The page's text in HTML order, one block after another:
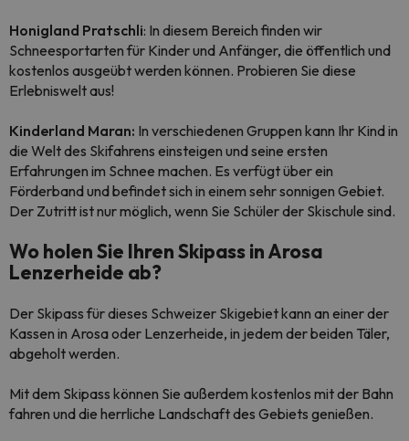
Honigland Pratschli: In diesem Bereich finden wir
Schneesportarten für Kinder und Anfänger, die öffentlich und
kostenlos ausgeübt werden können. Probieren Sie diese
Erlebniswelt aus!
Kinderland Maran: In verschiedenen Gruppen kann Ihr Kind in
die Welt des Skifahrens einsteigen und seine ersten
Erfahrungen im Schnee machen. Es verfügt über ein
Förderband und befindet sich in einem sehr sonnigen Gebiet.
Der Zutritt ist nur möglich, wenn Sie Schüler der Skischule sind.
Wo holen Sie Ihren Skipass in Arosa
Lenzerheide ab?
Der Skipass für dieses Schweizer Skigebiet kann an einer der
Kassen in Arosa oder Lenzerheide, in jedem der beiden Täler,
abgeholt werden.
Mit dem Skipass können Sie außerdem kostenlos mit der Bahn
fahren und die herrliche Landschaft des Gebiets genießen.